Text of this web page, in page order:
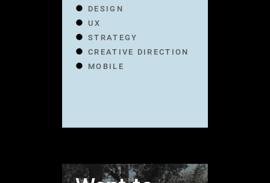
DESIGN
UX
STRATEGY
CREATIVE DIRECTION
MOBILE